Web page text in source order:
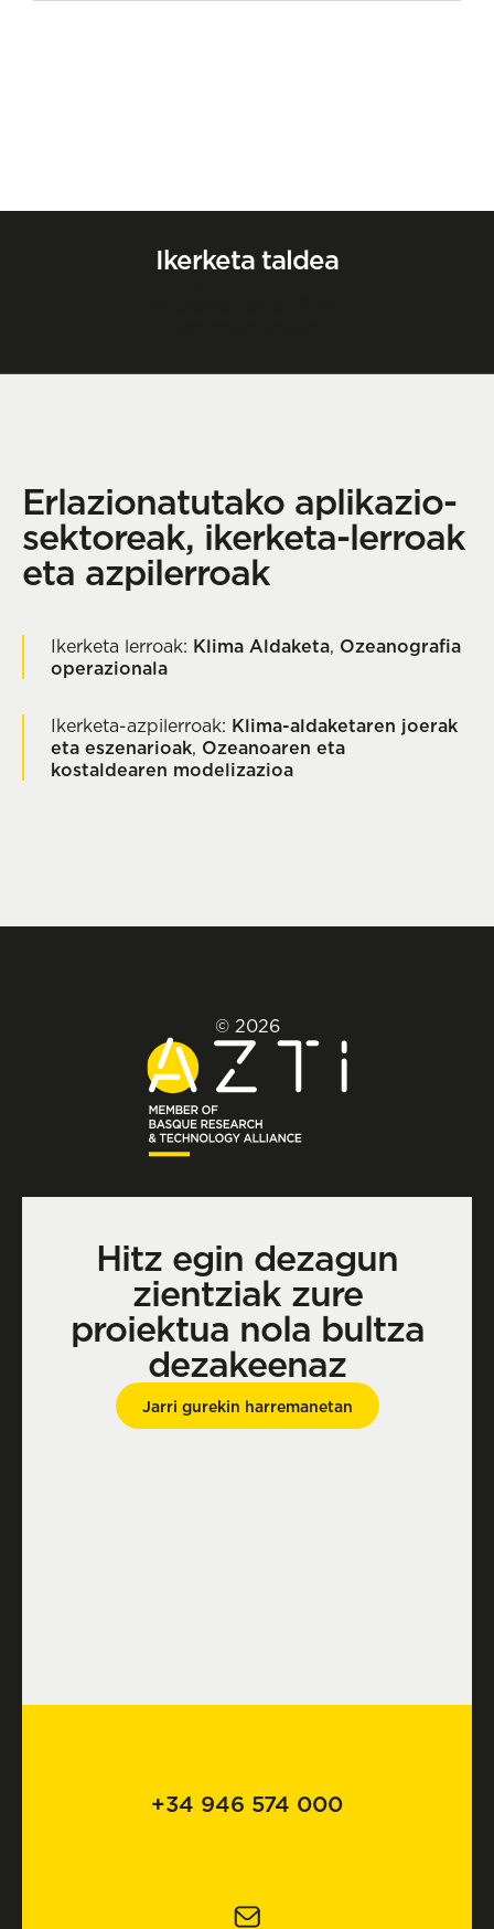
Ikerketa taldea
Erlazionatutako aplikazio-
sektoreak, ikerketa-lerroak
eta azpilerroak
Ikerketa lerroak: Klima Aldaketa, Ozeanografia
operazionala
Ikerketa-azpilerroak: Klima-aldaketaren joerak
eta eszenarioak, Ozeanoaren eta
kostaldearen modelizazioa
© 2026
Hitz egin dezagun
zientziak zure
proiektua nola bultza
dezakeenaz
Jarri gurekin harremanetan
+34 946 574 000